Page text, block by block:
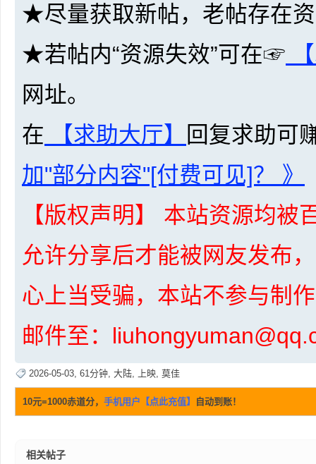
★尽量获取新帖，老帖存在
★若帖内“资源失效”可在☞
网址。
在 【求助大厅】
回复求助可
加"部分内容"[付费可见]？ 》
【版权声明】 本站资源均
允许分享后才能被网友发布
心上当受骗，本站不参与制
邮件至：
2026-05-03, 61分钟, 大陆, 上映, 莫佳
10元=1000赤道分， 手机用户【点此充值】 自动到账！
相关帖子